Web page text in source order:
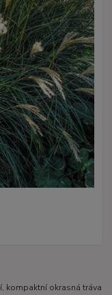
kompaktní okrasná tráva